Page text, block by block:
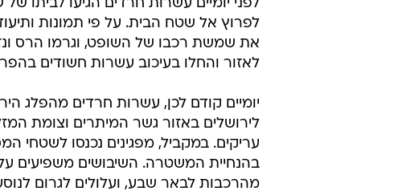
לפני יומיים עשרות חרדים הגיעו לביתו של
לפרוץ אל שטח הבית. על פי תמונות
את שמשת רכבו של השופט, וגרמו הרס
לאזור והחלו בעיכוב עשרות חשודים
יומיים קודם לכן, עשרות חרדים מהפלג
לירושלים באזור גשר המיתרים וצומת
עריקים. במקביל, מפגינים נכנסו לשטחי
בהנחיית המשטרה. השיבושים משפיעים
מהרכבות לבאר שבע, ועלולים לגרום